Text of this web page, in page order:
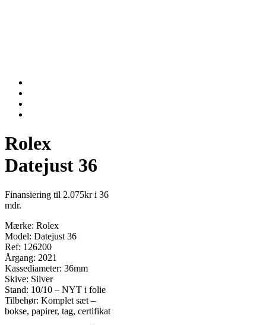
Rolex
Datejust 36
Finansiering til 2.075kr i 36
mdr.
Mærke: Rolex
Model: Datejust 36
Ref: 126200
Årgang: 2021
Kassediameter: 36mm
Skive: Silver
Stand: 10/10 – NYT i folie
Tilbehør: Komplet sæt –
bokse, papirer, tag, certifikat